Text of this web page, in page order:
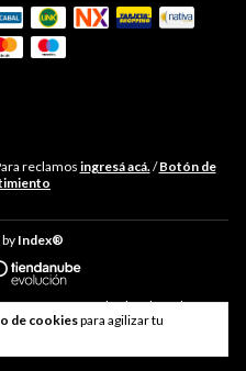
de cookiespara agilizar tu
reclamos ingresá acá./ Botón de
Index®
- 2026. Todos los derechos